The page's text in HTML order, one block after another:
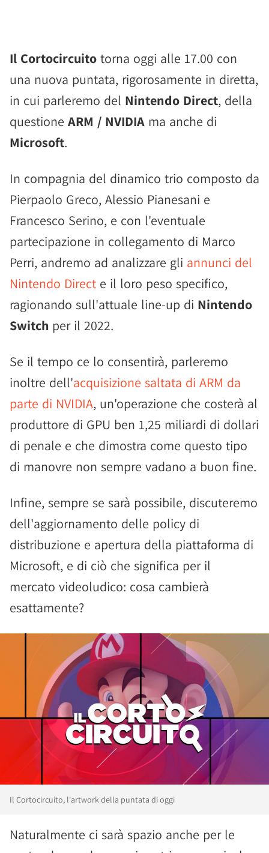
Il Cortocircuito torna oggi alle 17.00 con
una nuova puntata, rigorosamente in diretta,
in cui parleremo del Nintendo Direct, della
questione ARM / NVIDIA ma anche di
Microsoft.
In compagnia del dinamico trio composto da
Pierpaolo Greco, Alessio Pianesani e
Francesco Serino, e con l'eventuale
partecipazione in collegamento di Marco
Perri, andremo ad analizzare gli annunci del
Nintendo Direct e il loro peso specifico,
ragionando sull'attuale line-up di Nintendo
Switch per il 2022.
Se il tempo ce lo consentirà, parleremo
inoltre dell'acquisizione saltata di ARM da
parte di NVIDIA, un'operazione che costerà al
produttore di GPU ben 1,25 miliardi di dollari
di penale e che dimostra come questo tipo
di manovre non sempre vadano a buon fine.
Infine, sempre se sarà possibile, discuteremo
dell'aggiornamento delle policy di
distribuzione e apertura della piattaforma di
Microsoft, e di ciò che significa per il
mercato videoludico: cosa cambierà
esattamente?
Il Cortocircuito, l'artwork della puntata di oggi
Naturalmente ci sarà spazio anche per le